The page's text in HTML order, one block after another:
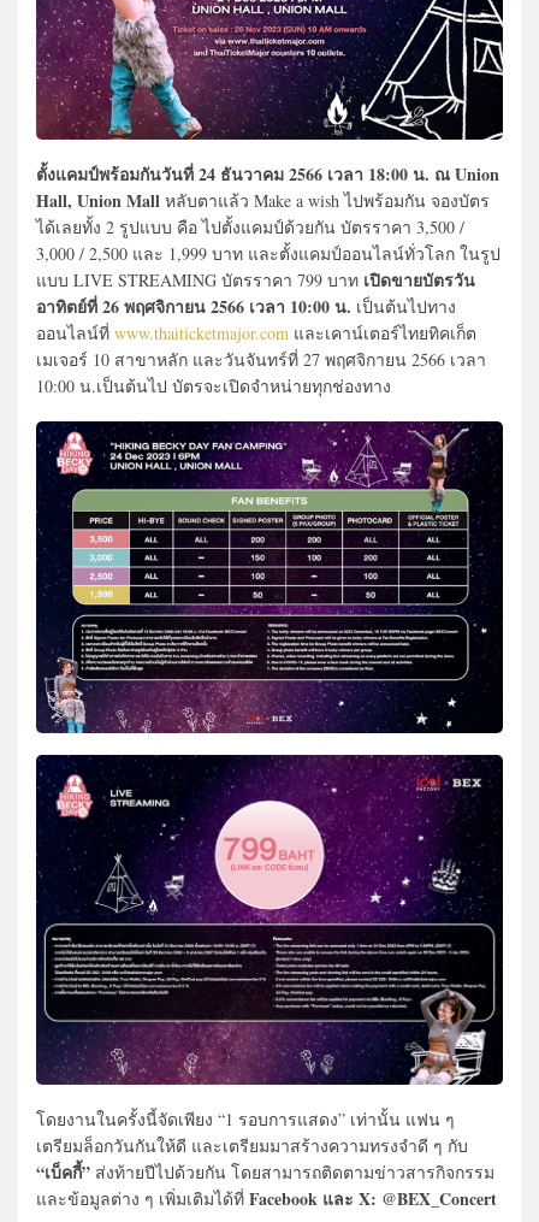
ตั้งแคมป์พร้อมกันวันที่ 24 ธันวาคม 2566 เวลา 18:00 น. ณ Union
Hall, Union Mall หลับตาแล้ว Make a wish ไปพร้อมกัน จองบัตร
ได้เลยทั้ง 2 รูปแบบ คือ ไปตั้งแคมป์ด้วยกัน บัตรราคา 3,500 /
3,000 / 2,500 และ 1,999 บาท และตั้งแคมป์ออนไลน์ทั่วโลก ในรูป
แบบ LIVE STREAMING บัตรราคา 799 บาท เปิดขายบัตรวัน
อาทิตย์ที่ 26 พฤศจิกายน 2566 เวลา 10:00 น. เป็นต้นไปทาง
ออนไลน์ที่ www.thaiticketmajor.com และเคาน์เตอร์ไทยทิคเก็ต
เมเจอร์ 10 สาขาหลัก และวันจันทร์ที่ 27 พฤศจิกายน 2566 เวลา
10:00 น.เป็นต้นไป บัตรจะเปิดจำหน่ายทุกช่องทาง
โดยงานในครั้งนี้จัดเพียง “1 รอบการแสดง” เท่านั้น แฟน ๆ
เตรียมล็อกวันกันให้ดี และเตรียมมาสร้างความทรงจำดี ๆ กับ
“เบ็คกี้” ส่งท้ายปีไปด้วยกัน โดยสามารถติดตามข่าวสารกิจกรรม
และข้อมูลต่าง ๆ เพิ่มเติมได้ที่ Facebook และ X: @BEX_Concert